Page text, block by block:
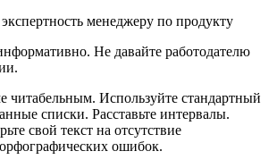
менеджеру по продукту
Не давайте работодателю
читабельным. Используйте стандартный
списки. Расставьте интервалы.
свой текст на отсутствие
ошибок.